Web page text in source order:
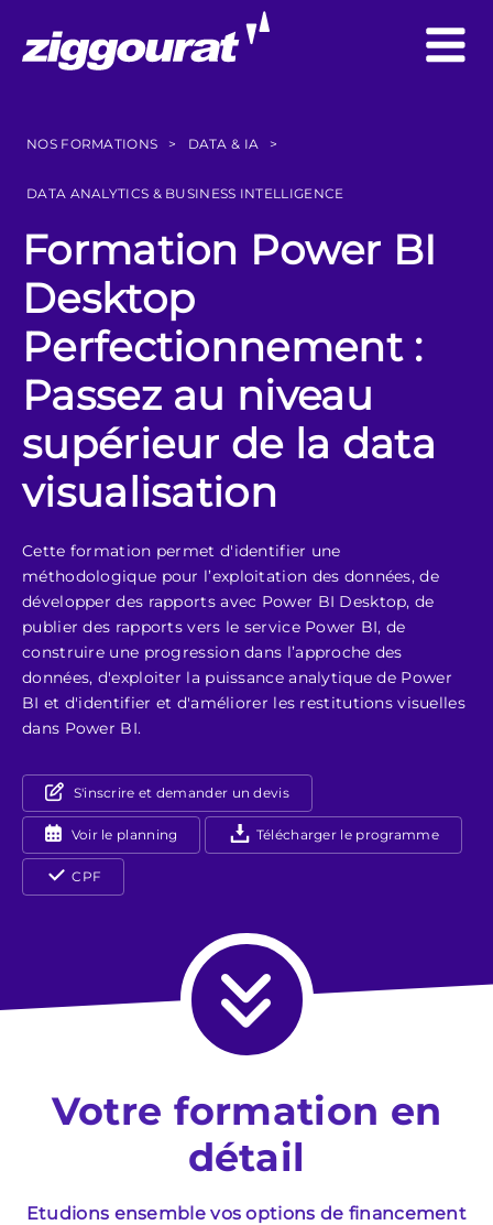
NOS FORMATIONS > DATA & IA >
DATA ANALYTICS & BUSINESS INTELLIGENCE
Formation Power BI
Desktop
Perfectionnement :
Passez au niveau
supérieur de la data
visualisation
Cette formation permet d'identifier une
méthodologique pour l’exploitation des données, de
développer des rapports avec Power BI Desktop, de
publier des rapports vers le service Power BI, de
construire une progression dans l’approche des
données, d'exploiter la puissance analytique de Power
BI et d'identifier et d'améliorer les restitutions visuelles
dans Power BI.
S'inscrire et demander un devis
Voir le planning Télécharger le programme
CPF
Votre formation en
détail
Etudions ensemble vos options de financement